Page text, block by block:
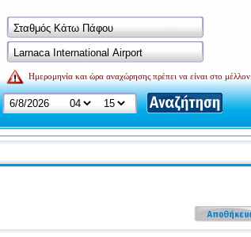
Ημερομηνία και ώρα αναχώρησης πρέπει να είναι στο μέλλον.